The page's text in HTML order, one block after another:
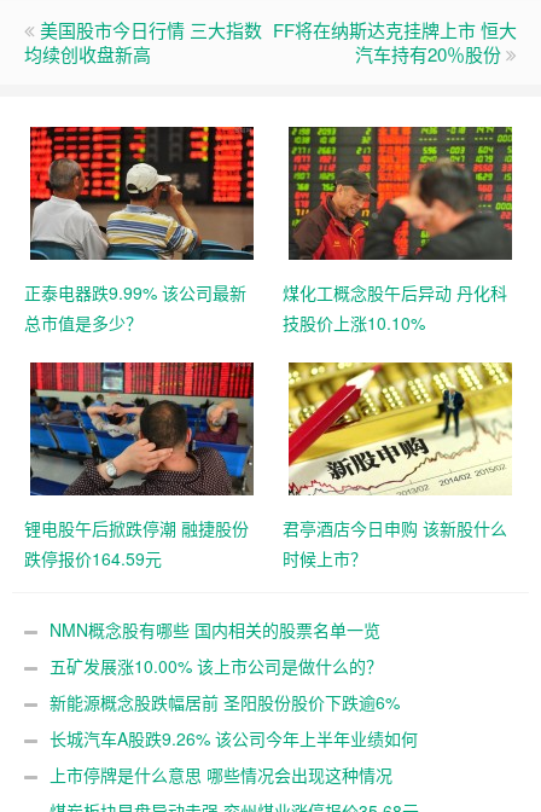
美国股市今日行情 三大指数
均续创收盘新高
FF将在纳斯达克挂牌上市 恒大
汽车持有20％股份
正泰电器跌9.99% 该公司最新
总市值是多少？
煤化工概念股午后异动 丹化科
技股价上涨10.10%
锂电股午后掀跌停潮 融捷股份
跌停报价164.59元
君亭酒店今日申购 该新股什么
时候上市？
NMN概念股有哪些 国内相关的股票名单一览
五矿发展涨10.00% 该上市公司是做什么的？
新能源概念股跌幅居前 圣阳股份股价下跌逾6%
长城汽车A股跌9.26% 该公司今年上半年业绩如何
上市停牌是什么意思 哪些情况会出现这种情况